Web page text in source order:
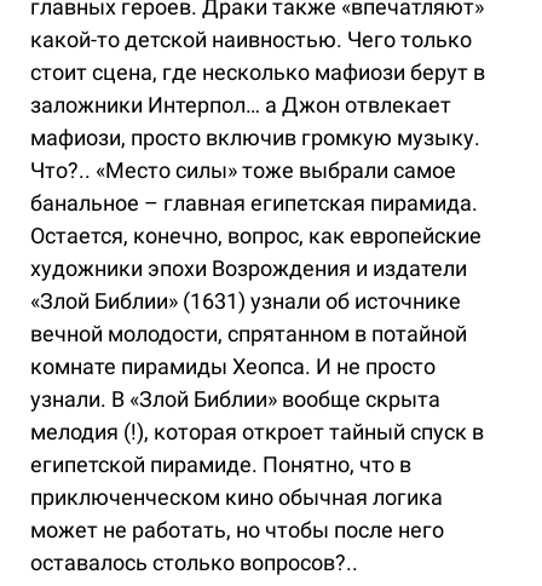
главных героев. Драки также «впечатляют»
какой-то детской наивностью. Чего только
стоит сцена, где несколько мафиози берут в
заложники Интерпол… а Джон отвлекает
мафиози, просто включив громкую музыку.
Что?.. «Место силы» тоже выбрали самое
банальное – главная египетская пирамида.
Остается, конечно, вопрос, как европейские
художники эпохи Возрождения и издатели
«Злой Библии» (1631) узнали об источнике
вечной молодости, спрятанном в потайной
комнате пирамиды Хеопса. И не просто
узнали. В «Злой Библии» вообще скрыта
мелодия (!), которая откроет тайный спуск в
египетской пирамиде. Понятно, что в
приключенческом кино обычная логика
может не работать, но чтобы после него
оставалось столько вопросов?..